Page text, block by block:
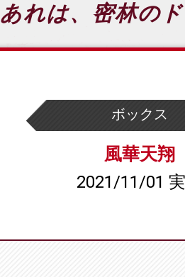
あれは、密林の
ボックス
風華天翔
2021/11/01